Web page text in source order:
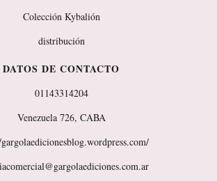
Colección Kybalión
distribución
DATOS DE CONTACTO
01143314204
Venezuela 726, CABA